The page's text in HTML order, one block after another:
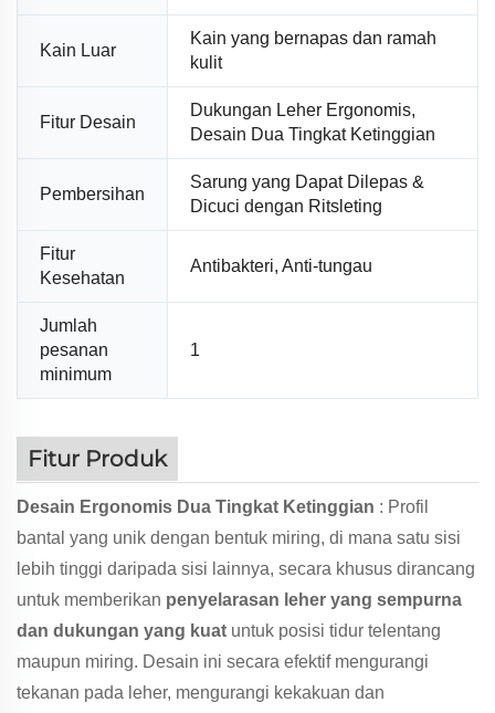
Kain Luar
Kain yang bernapas dan ramah
kulit
Fitur Desain
Dukungan Leher Ergonomis,
Desain Dua Tingkat Ketinggian
Pembersihan
Sarung yang Dapat Dilepas &
Dicuci dengan Ritsleting
Fitur
Kesehatan
Antibakteri, Anti-tungau
Jumlah
pesanan
minimum
1
Fitur Produk
Desain Ergonomis Dua Tingkat Ketinggian : Profil
bantal yang unik dengan bentuk miring, di mana satu sisi
lebih tinggi daripada sisi lainnya, secara khusus dirancang
untuk memberikan penyelarasan leher yang sempurna
dan dukungan yang kuat untuk posisi tidur telentang
maupun miring. Desain ini secara efektif mengurangi
tekanan pada leher, mengurangi kekakuan dan